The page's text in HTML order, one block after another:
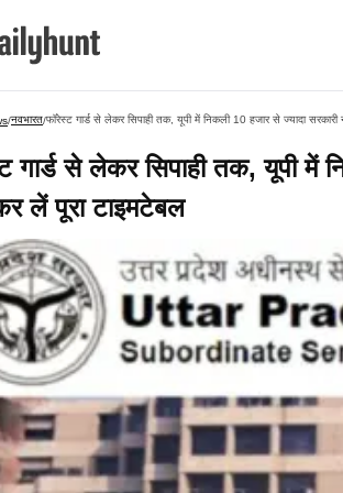
/नवभारत/फॉरेस्ट गार्ड से लेकर सिपाही तक, यूपी में निकली 10 हजार से ज्यादा
गार्ड से लेकर सिपाही तक, यूपी में
लें पूरा टाइमटेबल